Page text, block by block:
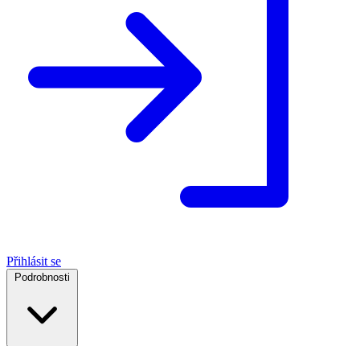
Přihlásit se
Podrobnosti